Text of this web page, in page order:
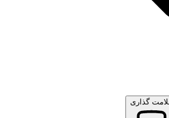
گذاری